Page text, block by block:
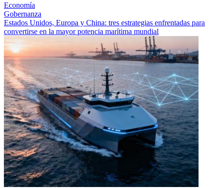
Economía
Gobernanza
Estados Unidos, Europa y China: tres estrategias enfrentadas para
convertirse en la mayor potencia marítima mundial